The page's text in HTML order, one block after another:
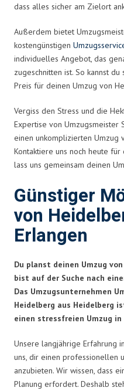
dass alles sicher am Zielort
Außerdem bietet
kostengünstigen
individuelles Angebot, das
zugeschnitten ist. So kannst
Preis für deinen Umzug von
Vergiss den Stress und die
Expertise von
einen unkomplizierten Umzug
Kontaktiere uns noch heute
lass uns gemeinsam deinen
Günstiger
von
Erlangen
Du planst deinen Umzug
bist auf der Suche nach
Das Umzugsunternehmen
Heidelberg aus Heidelberg
einen stressfreien Umzug
Unsere langjährige Erfahrung
uns, dir einen professionellen
anzubieten. Wir wissen, dass
Planung erfordert. Deshalb